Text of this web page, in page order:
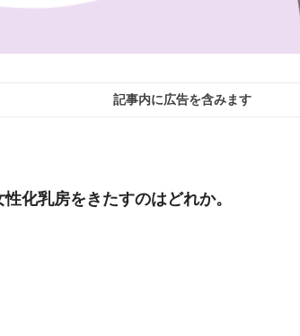
記事内に広告を含みます
性化乳房をきたすのはどれか。